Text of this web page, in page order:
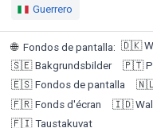
Guerrero
🌐 Fondos de pantalla: 🇩🇰
🇸🇪 Bakgrundsbilder 🇵🇹
🇪🇸 Fondos de pantalla
🇫🇷 Fonds d'écran 🇮🇩
🇫🇮 Taustakuvat